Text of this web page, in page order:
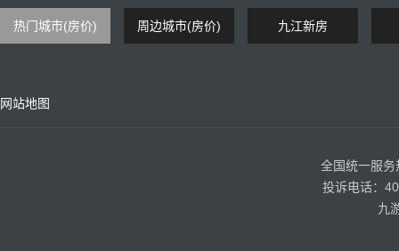
热门城市(房价) 周边城市(房价) 九江新房
网站地图
全国统一服
投诉电话：
九